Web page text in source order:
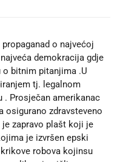
o najvećoj
demokracija gdje
o bitnim pitanjima .U
tj. legalnom
. Prosječan amerikanac
osigurano zdravsteveno
zapravo plašt koji je
je izvršen epski
robova kojinsu